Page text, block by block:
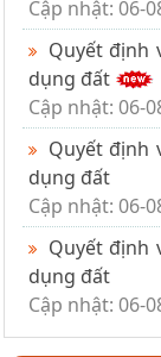
Cập nhật: 06-
Quyết định
dụng đất
Cập nhật: 06-
Quyết định
dụng đất
Cập nhật: 06-
Quyết định
dụng đất
Cập nhật: 06-